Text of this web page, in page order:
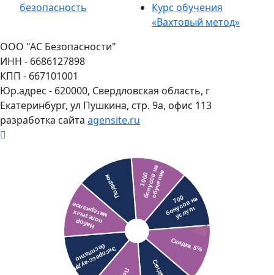
безопасность
Курс обучения
«Вахтовый метод»
ООО "АС Безопасности"
ИНН - 6686127898
КПП - 667101001
Юр.адрес - 620000, Свердловская область, г
Екатеринбург, ул Пушкина, стр. 9а, офис 113
разработка сайта agensite.ru